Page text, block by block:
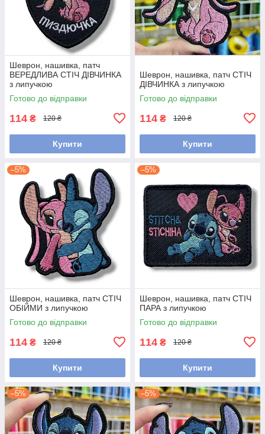
Шеврон, нашивка, патч
ВЕРЕДЛИВА СТІЧ ДІВЧИНКА
з липучкою
Готово до відправки
114 ₴ 120 ₴
Купити
Шеврон, нашивка, патч СТІЧ
ДІВЧИНКА з липучкою
Готово до відправки
114 ₴ 120 ₴
Купити
–5%
Шеврон, нашивка, патч СТІЧ
ОБІЙМИ з липучкою
Готово до відправки
114 ₴ 120 ₴
Купити
–5%
Шеврон, нашивка, патч СТІЧ
ПАРА з липучкою
Готово до відправки
114 ₴ 120 ₴
Купити
–5% –5%